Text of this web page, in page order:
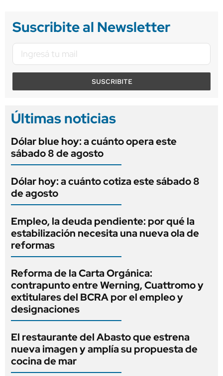
Suscribite al Newsletter
SUSCRIBITE
Últimas noticias
Dólar blue hoy: a cuánto opera este
sábado 8 de agosto
Dólar hoy: a cuánto cotiza este sábado 8
de agosto
Empleo, la deuda pendiente: por qué la
estabilización necesita una nueva ola de
reformas
Reforma de la Carta Orgánica:
contrapunto entre Werning, Cuattromo y
extitulares del BCRA por el empleo y
designaciones
El restaurante del Abasto que estrena
nueva imagen y amplía su propuesta de
cocina de mar